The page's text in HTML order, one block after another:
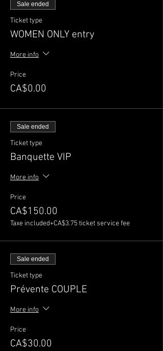
Sale ended
Ticket type
WOMEN ONLY entry
More info
Price
CA$0.00
Sale ended
Ticket type
Banquette VIP
More info
Price
CA$150.00
Taxe included+CA$3.75 ticket service fee
Sale ended
Ticket type
Prévente COUPLE
More info
Price
CA$30.00